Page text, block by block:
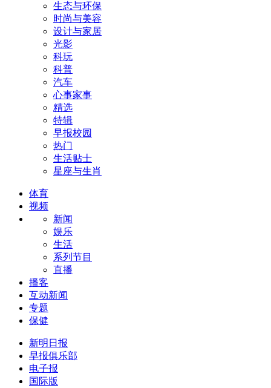
生态与环保
时尚与美容
设计与家居
光影
科玩
科普
汽车
心事家事
精选
特辑
早报校园
热门
生活贴士
星座与生肖
体育
视频
新闻
娱乐
生活
系列节目
直播
播客
互动新闻
专题
保健
新明日报
早报俱乐部
电子报
国际版